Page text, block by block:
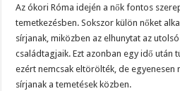
Az ókori Róma idején a nők fontos
temetkezésben. Sokszor külön nőket
sírjanak, miközben az elhunytat az
családtagjaik. Ezt azonban egy idő után
ezért nemcsak eltörölték, de egyenesen
sírjanak a temetések közben.